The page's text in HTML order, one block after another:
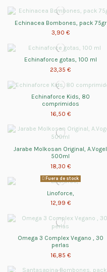
Echinacea Bombones, pack 75gr
3,90 €
Echinaforce gotas, 100 ml
23,35 €
Echinaforce Kids, 80
comprimidos
16,50 €
Jarabe Molkosan Original, A.Vogel
500ml
18,30 €
Fuera de stock
Linoforce,
12,99 €
Omega 3 Complex Vegano , 30
perlas
16,85 €